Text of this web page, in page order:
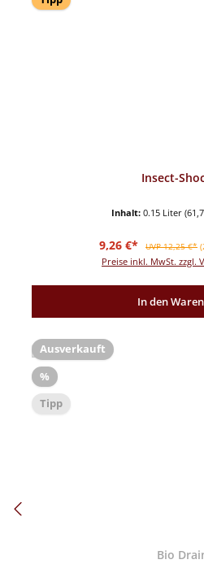
Insect-
Inhalt: 0.15 Liter
Verkaufspreis:
9,26 €* Regulärer
UVP 12,25 €*
Preise inkl. MwSt. zzgl.
In den
Ausverkauft
%Rabatt
Tipp
Bio